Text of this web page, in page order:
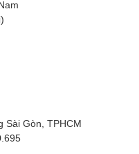
Sài Gòn, TPHCM